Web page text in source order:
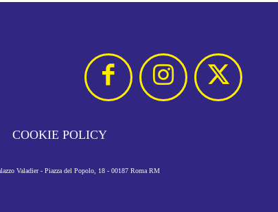
COOKIE POLICY
Valadier - Piazza del Popolo, 18 - 00187 Roma RM